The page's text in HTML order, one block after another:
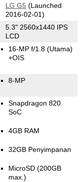
LG G5 (Launched
2016-02-01)
5.3" 2560x1440 IPS
LCD
16-MP f/1.8 (Utama)
+OIS
8-MP
Snapdragon 820
SoC
4GB RAM
32GB Penyimpanan
MicroSD (200GB
max.)